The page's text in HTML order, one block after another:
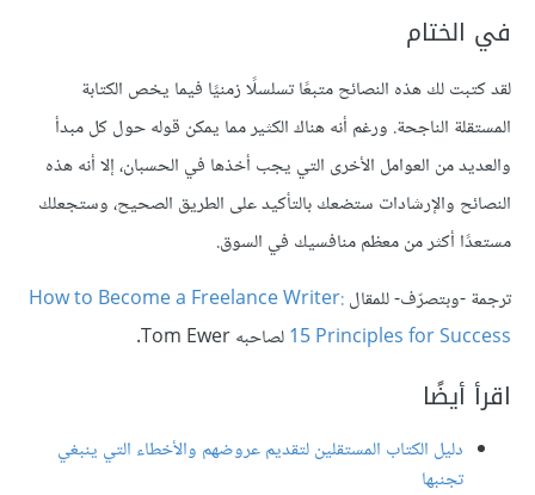
في الختام
لقد كتبت لك هذه النصائح متبعًا تسلسلًا زمنيًا فيما يخص الكتابة
المستقلة الناجحة. ورغم أنه هناك الكثير مما يمكن قوله حول كل مبدأ
والعديد من العوامل الأخرى التي يجب أخذها في الحسبان، إلا أنه هذه
النصائح والإرشادات ستضعك بالتأكيد على الطريق الصحيح، وستجعلك
مستعدًا أكثر من معظم منافسيك في السوق.
ترجمة -وبتصرّف- للمقالHow to Become a Freelance Writer:
15 Principles for Successلصاحبه Tom Ewer.
اقرأ أيضًا
دليل الكتاب المستقلين لتقديم عروضهم والأخطاء التي ينبغي
تجنبها